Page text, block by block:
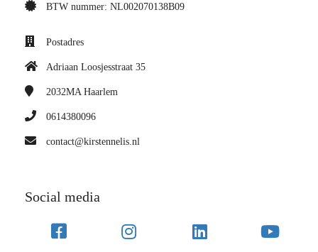
BTW nummer: NL002070138B09
Postadres
Adriaan Loosjesstraat 35
2032MA Haarlem
0614380096
contact@kirstennelis.nl
Social media